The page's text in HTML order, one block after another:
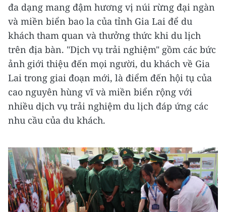
đa dạng mang đậm hương vị núi rừng đại ngàn
và miền biển bao la của tỉnh Gia Lai để du
khách tham quan và thưởng thức khi du lịch
trên địa bàn. "Dịch vụ trải nghiệm" gồm các bức
ảnh giới thiệu đến mọi người, du khách về Gia
Lai trong giai đoạn mới, là điểm đến hội tụ của
cao nguyên hùng vĩ và miền biển rộng với
nhiều dịch vụ trải nghiệm du lịch đáp ứng các
nhu cầu của du khách.